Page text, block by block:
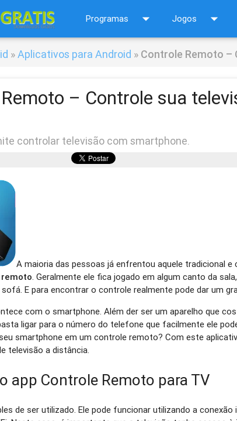
Programas arrow_drop_down Jogos arrow_drop_down
»Aplicativos para Android » Controle Remoto –
– Controle sua
controlar televisão com smartphone.
A maioria das pessoas já enfrentou aquele tradicional e
. Geralmente ele fica jogado em algum canto da
E para encontrar o controle realmente pode dar um
com o smartphone. Além der ser um aparelho que
ligar para o número do telefone que facilmente ele
smartphone em um controle remoto? Com este
televisão a distância.
app Controle Remoto para TV
de ser utilizado. Ele pode funcionar utilizando a